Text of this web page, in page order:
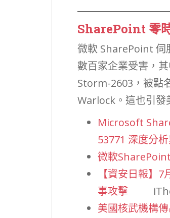
SharePoint零
微軟 SharePoint 伺
數百家企業受害，
Storm-2603，被點
Warlock。這也引發
Microsoft
53771 深度分
微軟
【資安日報】
事攻擊
美國核武機構